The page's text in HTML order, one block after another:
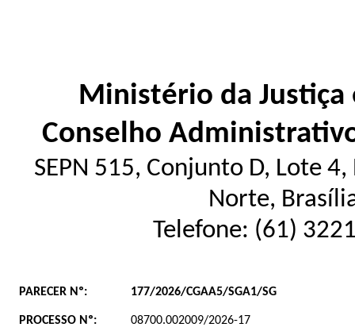
Ministério da Justiça
Conselho
SEPN 515, Conjunto D, Lote
Norte,
Telefone: (61)
PARECER Nº: 177/2026/CGAA5/SGA1/SG
PROCESSO Nº: 08700.002009/2026-17